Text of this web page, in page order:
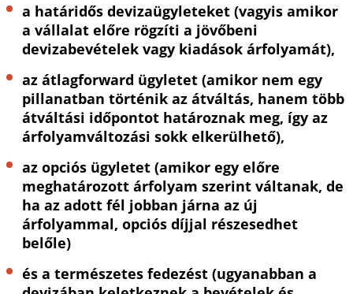
a határidős devizaügyleteket (vagyis amikor
a vállalat előre rögzíti a jövőbeni
devizabevételek vagy kiadások árfolyamát),
az átlagforward ügyletet (amikor nem egy
pillanatban történik az átváltás, hanem több
átváltási időpontot határoznak meg, így az
árfolyamváltozási sokk elkerülhető),
az opciós ügyletet (amikor egy előre
meghatározott árfolyam szerint váltanak, de
ha az adott fél jobban járna az új
árfolyammal, opciós díjjal részesedhet
belőle)
és a természetes fedezést (ugyanabban a